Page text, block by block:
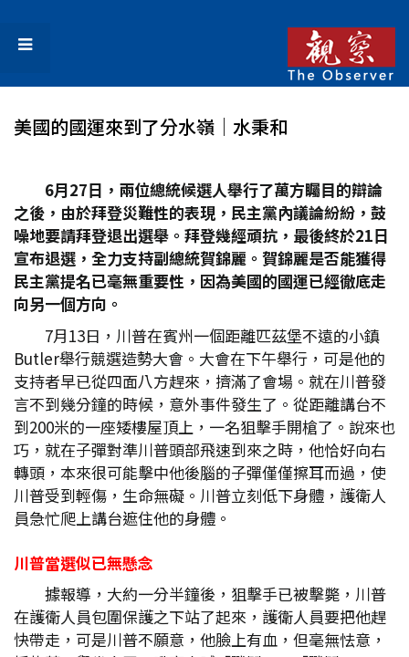
美國的國運來到了分水嶺│水秉和
6月27日，兩位總統候選人舉行了萬方矚目的辯論
之後，由於拜登災難性的表現，民主黨內議論紛紛，鼓
噪地要請拜登退出選舉。拜登幾經頑抗，最後終於21日
宣布退選，全力支持副總統賀錦麗。賀錦麗是否能獲得
民主黨提名已毫無重要性，因為美國的國運已經徹底走
向另一個方向。
7月13日，川普在賓州一個距離匹茲堡不遠的小鎮
Butler舉行競選造勢大會。大會在下午舉行，可是他的
支持者早已從四面八方趕來，擠滿了會場。就在川普發
言不到幾分鐘的時候，意外事件發生了。從距離講台不
到200米的一座矮樓屋頂上，一名狙擊手開槍了。說來也
巧，就在子彈對準川普頭部飛速到來之時，他恰好向右
轉頭，本來很可能擊中他後腦的子彈僅僅擦耳而過，使
川普受到輕傷，生命無礙。川普立刻低下身體，護衛人
員急忙爬上講台遮住他的身體。
川普當選似已無懸念
據報導，大約一分半鐘後，狙擊手已被擊斃，川普
在護衛人員包圍保護之下站了起來，護衛人員要把他趕
快帶走，可是川普不願意，他臉上有血，但毫無怯意，